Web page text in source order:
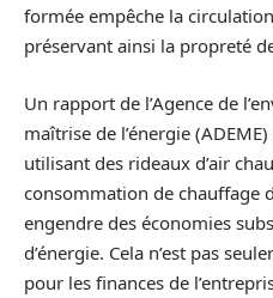
formée empêche la
préservant ainsi la propreté
Un rapport de l’Agence de
maîtrise de l’énergie
utilisant des rideaux d’air
consommation de chauffage
engendre des économies
d’énergie. Cela n’est pas
pour les finances de